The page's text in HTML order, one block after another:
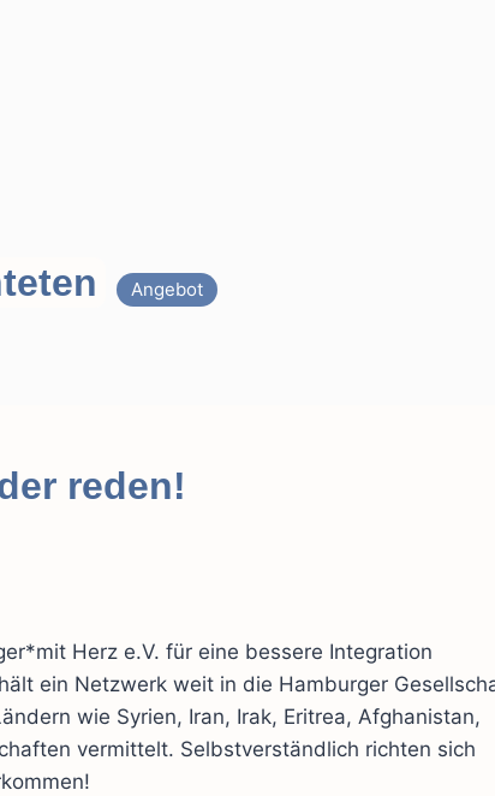
Angebot
reden!
Herz e.V. für eine bessere Integration
ein Netzwerk weit in die Hamburger
wie Syrien, Iran, Irak, Eritrea, Afghanistan,
vermittelt. Selbstverständlich richten sich